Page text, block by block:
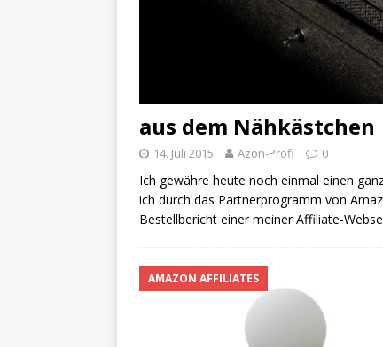
aus dem Nähkästchen
14. Juli 2015 Azon-Profi 0
Ich gewähre heute noch einmal einen
ich durch das Partnerprogramm von
Bestellbericht einer meiner Affiliate-
AMAZON AFFILIATES